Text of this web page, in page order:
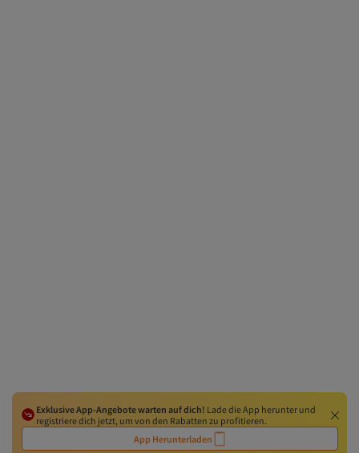
Exklusive App-Angebote warten auf dich! Lade die App herunter und
registriere dich jetzt, um von den Rabatten zu profitieren.
App Herunterladen